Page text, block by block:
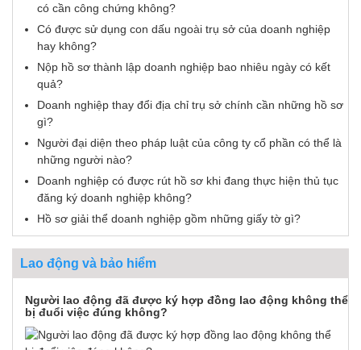
có cần công chứng không?
Có được sử dụng con dấu ngoài trụ sở của doanh nghiệp
hay không?
Nộp hồ sơ thành lập doanh nghiệp bao nhiêu ngày có kết
quả?
Doanh nghiệp thay đổi địa chỉ trụ sở chính cần những hồ sơ
gì?
Người đại diện theo pháp luật của công ty cổ phần có thể là
những người nào?
Doanh nghiệp có được rút hồ sơ khi đang thực hiện thủ tục
đăng ký doanh nghiệp không?
Hồ sơ giải thể doanh nghiệp gồm những giấy tờ gì?
Lao động và bảo hiểm
Người lao động đã được ký hợp đồng lao động không thể
bị đuổi việc đúng không?